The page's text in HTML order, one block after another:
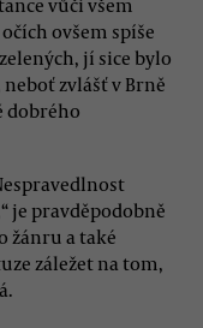
vůči všem
ovšem spíše
jí sice bylo
zvlášť v Brně
dobrého
je pravděpodobně
žánru a také
záležet na tom,